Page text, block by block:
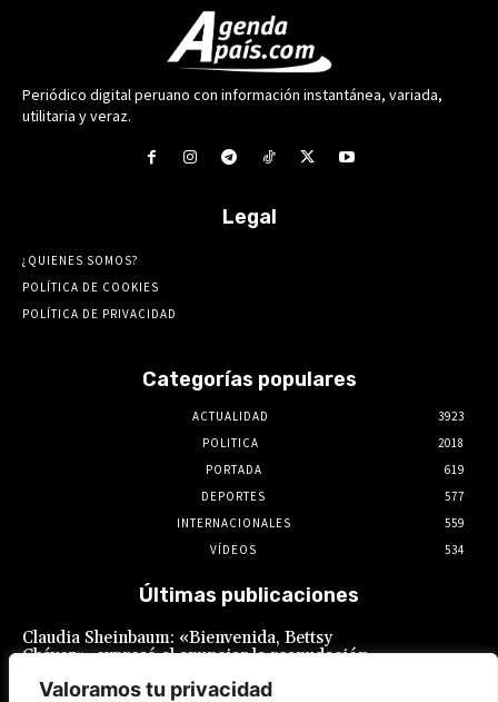
Valoramos tu privacidad
Periódico digital peruano con información instantánea, variada,
utilitaria y veraz.
Legal
¿QUIENES SOMOS?
POLÍTICA DE COOKIES
POLÍTICA DE PRIVACIDAD
Categorías populares
ACTUALIDAD
3923
POLITICA
2018
PORTADA
619
DEPORTES
577
INTERNACIONALES
559
VÍDEOS
534
Últimas publicaciones
Claudia Sheinbaum: «Bienvenida, Bettsy
Chávez», expresó al anunciar la reanudación